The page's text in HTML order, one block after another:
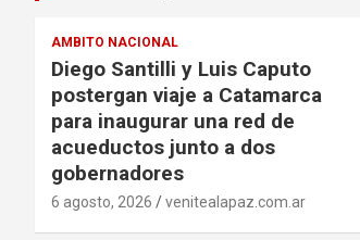
AMBITO NACIONAL
Diego Santilli y Luis Caputo
postergan viaje a Catamarca
para inaugurar una red de
acueductos junto a dos
gobernadores
6 agosto, 2026 venitealapaz.com.ar